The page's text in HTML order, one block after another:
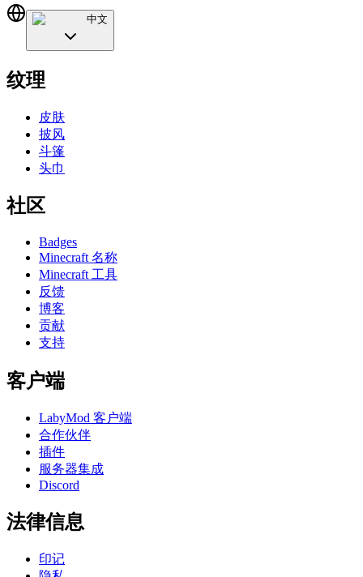
中文
纹理
皮肤
披风
斗篷
头巾
社区
Badges
Minecraft 名称
Minecraft 工具
反馈
博客
贡献
支持
客户端
LabyMod 客户端
合作伙伴
插件
服务器集成
Discord
法律信息
印记